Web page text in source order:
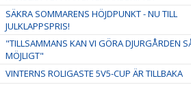
SÄKRA SOMMARENS HÖJDPUNKT - NU TILL
JULKLAPPSPRIS!
"TILLSAMMANS KAN VI GÖRA DJURGÅRDEN
MÖJLIGT"
VINTERNS ROLIGASTE 5V5-CUP ÄR TILLBAKA